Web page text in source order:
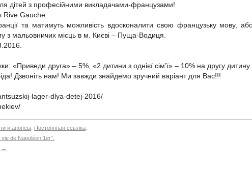
дітей з професійними викладачами-французами!
Rive Gauche:
та матимуть можливість вдосконалити свою французьку мову,
з мальовничих місць в м. Києві – Пуща-Водиця.
«Приведи друга» – 5%, «2 дитини з однієї сім’ї» – 10% на другу дитину.
Дзвоніть нам! Ми завжди знайдемо зручний варіант для Вас!!!
lager-dlya-detej-2016/
и анонсы Постоянная ссылка
de Napoléon 1er”.
→